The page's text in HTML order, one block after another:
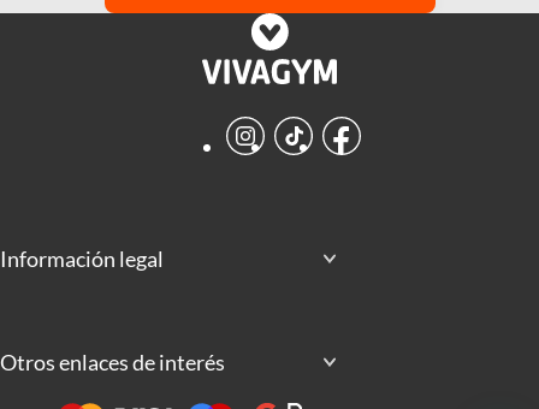
Instagram
TikTokFacebook
Información legal
Otros enlaces de interés